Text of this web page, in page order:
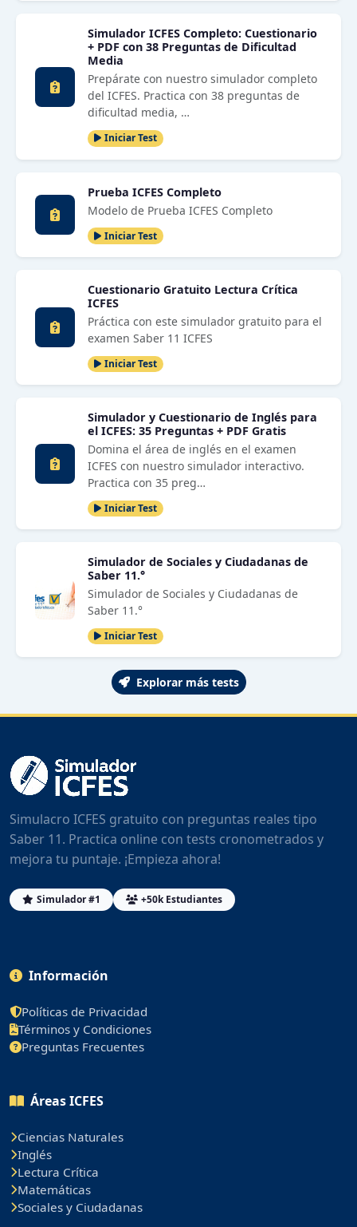
Simulador ICFES Completo: Cuestionario
+ PDF con 38 Preguntas de Dificultad
Media
Prepárate con nuestro simulador completo
del ICFES. Practica con 38 preguntas de
dificultad media, …
Iniciar Test
Prueba ICFES Completo
Modelo de Prueba ICFES Completo
Iniciar Test
Cuestionario Gratuito Lectura Crítica
ICFES
Práctica con este simulador gratuito para el
examen Saber 11 ICFES
Iniciar Test
Simulador y Cuestionario de Inglés para
el ICFES: 35 Preguntas + PDF Gratis
Domina el área de inglés en el examen
ICFES con nuestro simulador interactivo.
Practica con 35 preg…
Iniciar Test
Simulador de Sociales y Ciudadanas de
Saber 11.°
Simulador de Sociales y Ciudadanas de
Saber 11.°
Iniciar Test
Explorar más tests
Simulacro ICFES gratuito con preguntas reales tipo
Saber 11. Practica online con tests cronometrados y
mejora tu puntaje. ¡Empieza ahora!
Simulador #1 +50k Estudiantes
Información
Políticas de Privacidad
Términos y Condiciones
Preguntas Frecuentes
Áreas ICFES
Ciencias Naturales
Inglés
Lectura Crítica
Matemáticas
Sociales y Ciudadanas